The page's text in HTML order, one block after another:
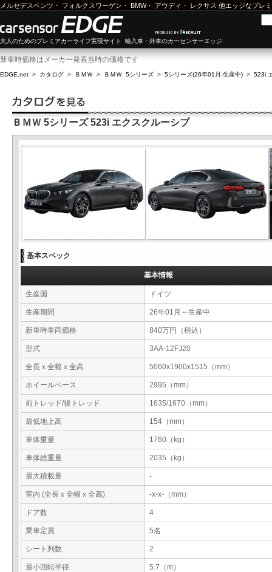
メルセデスベンツ ・ フォルクスワーゲン ・ BMW・ アウディ ・ レクサス 他エッジなプレ
大人のためのプレミアカーライフ実現サイト 輸入車・外車のカーセンサーエッジ
新車時価格はメーカー発表当時の価格です
EDGE.net > カタログ > ＢＭＷ > ＢＭＷ 5シリーズ > 5シリーズ(26年01月-生産中) > 523i
ＢＭＷ 5シリーズ 523i エクスクルーシブ
基本スペック
基本情報
生産国 ドイツ
生産期間 26年01月～生産中
新車時車両価格 840万円（税込）
型式 3AA-12FJ20
全長ｘ全幅ｘ全高 5060x1900x1515（mm）
ホイールベース 2995（mm）
前トレッド/後トレッド 1635/1670（mm）
最低地上高 154（mm）
車体重量 1760（kg）
車体総重量 2035（kg）
最大積載量 -
室内 (全長ｘ全幅ｘ全高) -x-x-（mm）
ドア数 4
乗車定員 5名
シート列数 2
最小回転半径 5.7（m）